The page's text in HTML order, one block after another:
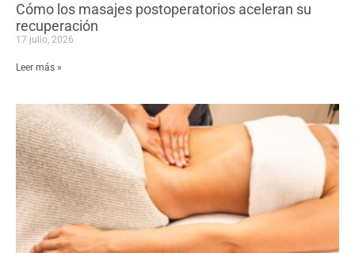
Cómo los masajes postoperatorios aceleran su
recuperación
17 julio, 2026
Leer más »